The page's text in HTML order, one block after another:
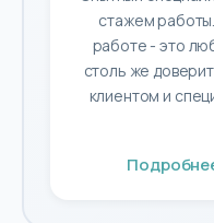
стажем
работе - это
столь же
клиентом и